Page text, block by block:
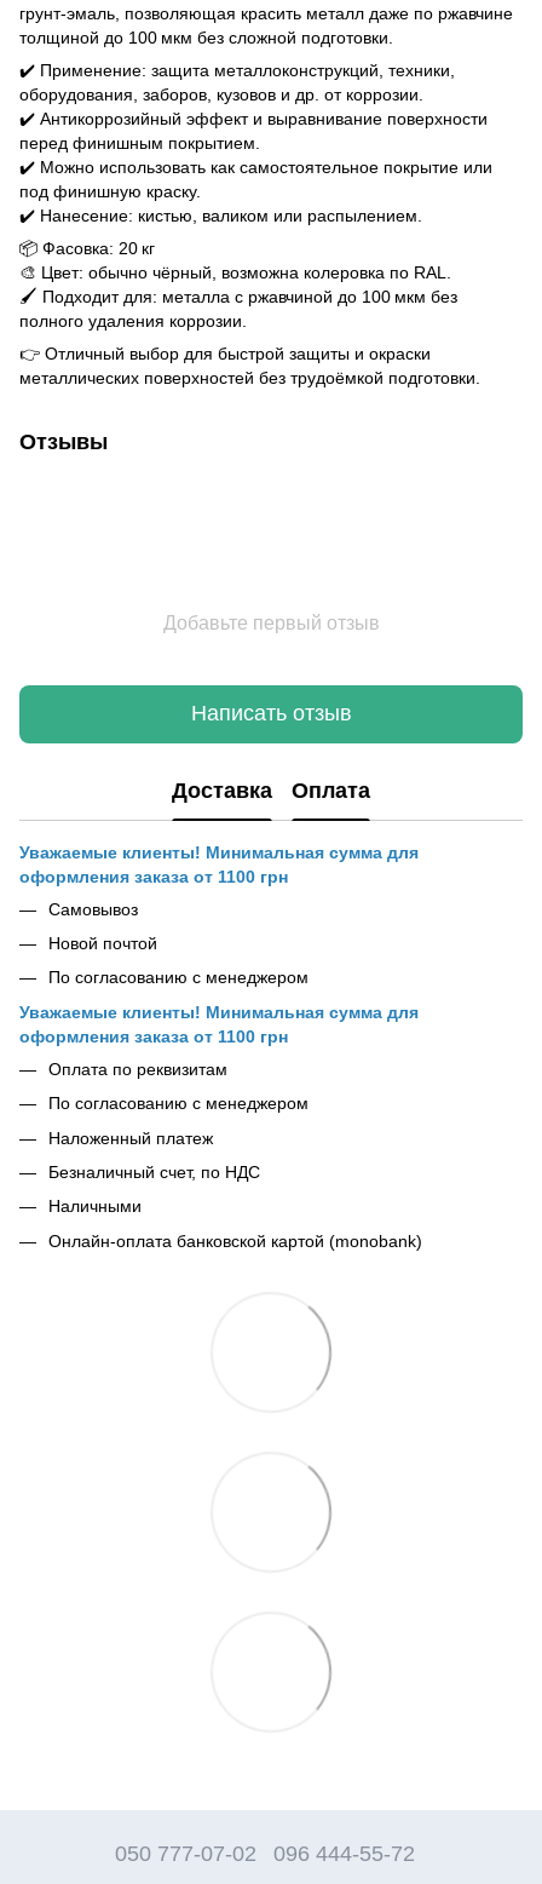
грунт‑эмаль, позволяющая красить металл даже по ржавчине
толщиной до 100 мкм без сложной подготовки.
✔️ Применение: защита металлоконструкций, техники,
оборудования, заборов, кузовов и др. от коррозии.
✔️ Антикоррозийный эффект и выравнивание поверхности
перед финишным покрытием.
✔️ Можно использовать как самостоятельное покрытие или
под финишную краску.
✔️ Нанесение: кистью, валиком или распылением.
📦 Фасовка: 20 кг
🎨 Цвет: обычно чёрный, возможна колеровка по RAL.
🖌️ Подходит для: металла с ржавчиной до 100 мкм без
полного удаления коррозии.
👉 Отличный выбор для быстрой защиты и окраски
металлических поверхностей без трудоёмкой подготовки.
Отзывы
Добавьте первый отзыв
Написать отзыв
Доставка Оплата
Уважаемые клиенты! Минимальная сумма для
оформления заказа от 1100 грн
Самовывоз
Новой почтой
По согласованию с менеджером
Уважаемые клиенты! Минимальная сумма для
оформления заказа от 1100 грн
Оплата по реквизитам
По согласованию с менеджером
Наложенный платеж
Безналичный счет, по НДС
Наличными
Онлайн-оплата банковской картой (monobank)
050 777-07-02 096 444-55-72